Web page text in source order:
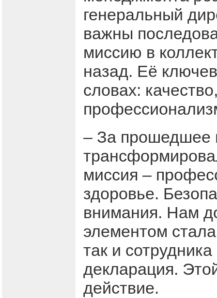
генеральный
важны
миссию в
назад. Её
словах:
– За прошедшее
миссия –
здоровье.
внимания. Нам
элементом
так и
декларация.
действие.